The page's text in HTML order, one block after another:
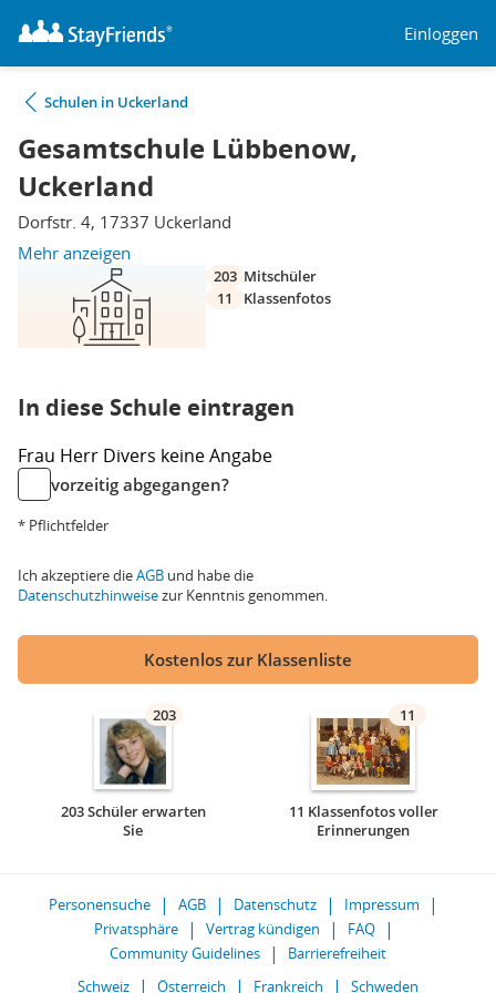
Einloggen
Schulen in Uckerland
Gesamtschule Lübbenow,
Uckerland
Dorfstr. 4, 17337 Uckerland
Mehr anzeigen
203 Mitschüler
11
Klassenfotos
In diese Schule eintragen
Frau Herr Divers keine Angabe
vorzeitig abgegangen?
* Pflichtfelder
Ich akzeptiere dieAGB und habe die
Datenschutzhinweisezur Kenntnis genommen.
Kostenlos zur Klassenliste
203
203 Schüler erwarten
Sie
11
11 Klassenfotos voller
Erinnerungen
Personensuche AGB Datenschutz
Impressum
Privatsphäre
Vertrag kündigen
FAQ
Community Guidelines
Barrierefreiheit
Schweiz
Österreich Frankreich Schweden